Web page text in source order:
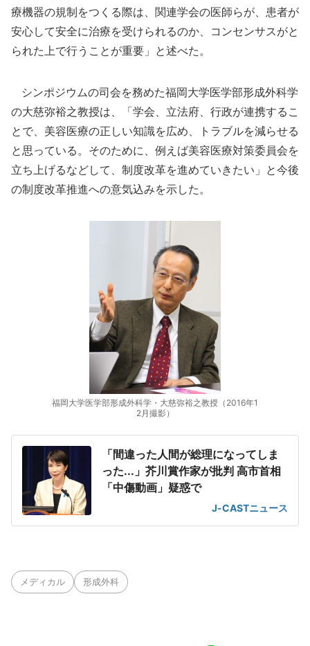
療機器の規制をつくる際は、関連学会の医師らが、患者が
安心して安全に治療を受けられるのか、コンセンサスがと
られた上で行うことが重要」と述べた。
シンポジウムの司会を務めた福岡大学医学部形成外科学
の大慈弥裕之教授は、「学会、立法府、行政が連携するこ
とで、美容医療の正しい知識を広め、トラブルを減らせる
と思っている。そのために、例えば美容医療対策委員会を
立ち上げるなどして、制度改革を進めていきたい」と今後
の制度改革推進への意気込みを示した。
福岡大学医学部形成外科学・大慈弥裕之教授（2016年1
2月撮影）
「間違った人間が総理になってしま
った...」芥川賞作家が批判 高市首相
「中傷動画」疑惑で
J-CASTニュース
メディカル 形成外科